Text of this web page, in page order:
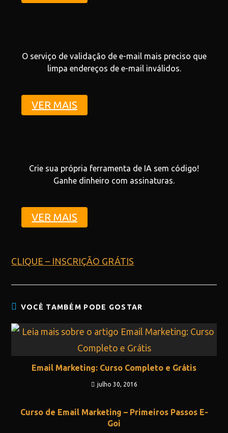
O serviço de validação de e-mail mais preciso que
limpa endereços de e-mail inválidos.
VER MAIS
Crie sua própria ferramenta de IA sem código!
Ganhe dinheiro com assinaturas.
VER MAIS
CLIQUE – INSCRIÇÃO GRÁTIS
VOCÊ TAMBÉM PODE GOSTAR
Email Marketing: Curso Completo e Grátis
julho 30, 2016
Curso de Email Marketing – Primeiros Passos E-
Goi